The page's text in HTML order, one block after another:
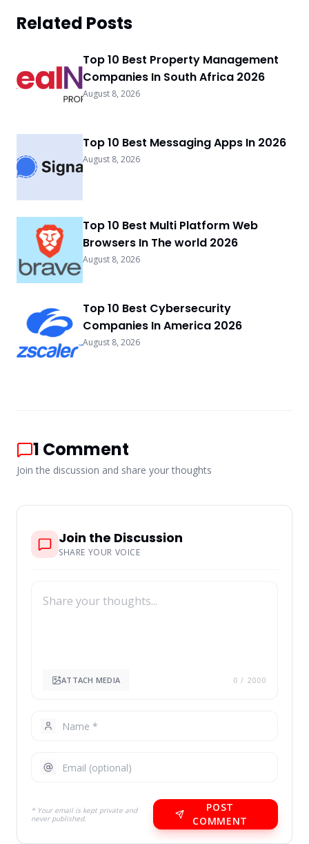
Related Posts
Top 10 Best Property Management
Companies In South Africa 2026
August 8, 2026
Top 10 Best Messaging Apps In 2026
August 8, 2026
Top 10 Best Multi Platform Web
Browsers In The world 2026
August 8, 2026
Top 10 Best Cybersecurity
Companies In America 2026
August 8, 2026
1 Comment
Join the discussion and share your thoughts
Join the Discussion
SHARE YOUR VOICE
ATTACH MEDIA 0 / 2000
* Your email is kept private and
never published.
POST
COMMENT